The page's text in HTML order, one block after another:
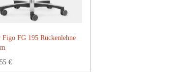
FG 195 Rückenlehne
€